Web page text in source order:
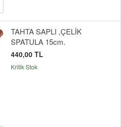
TAHTA SAPLI ,ÇELİK
SPATULA 15cm.
440,00 TL
Kritik Stok